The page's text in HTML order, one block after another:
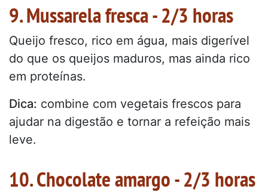
9. Mussarela fresca - 2/3 horas
Queijo fresco, rico em água, mais digerível
do que os queijos maduros, mas ainda rico
em proteínas.
Dica: combine com vegetais frescos para
ajudar na digestão e tornar a refeição mais
leve.
10. Chocolate amargo - 2/3 horas